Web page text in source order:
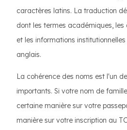
caractères latins. La traduction
dont les termes académiques, les
et les informations
anglais.
La cohérence des noms est l'un
importants. Si votre nom de
certaine manière sur votre
manière sur votre inscription au